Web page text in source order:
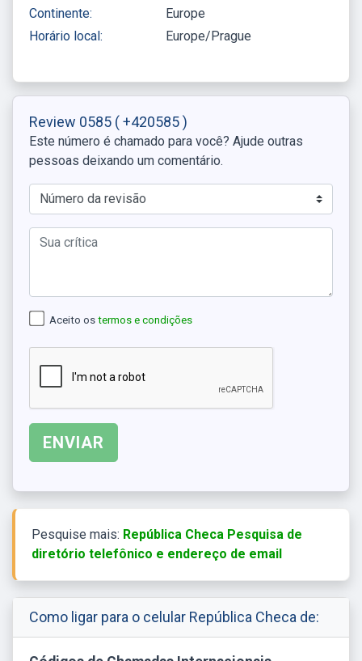
Continente:
Europe
Horário local:
Europe/Prague
Review 0585 ( +420585 )
Este número é chamado para você? Ajude outras
pessoas deixando um comentário.
Aceito os termos e condições
Pesquise mais: República Checa Pesquisa de
diretório telefônico e endereço de email
Como ligar para o celular República Checa de: